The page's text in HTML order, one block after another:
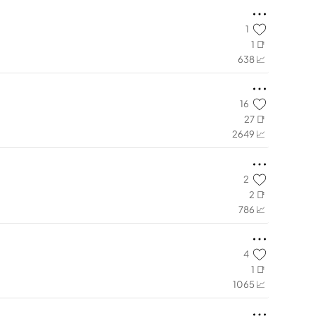
1
1 📑
638 📈
16
27 📑
2649 📈
2
2 📑
786 📈
4
1 📑
1065 📈